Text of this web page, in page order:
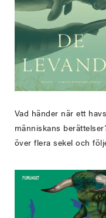
Vad händer när ett
människans
över flera sekel och